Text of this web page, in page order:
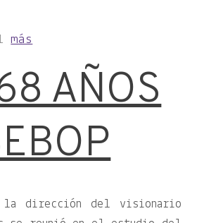
más
AÑOS
la dirección del visionario